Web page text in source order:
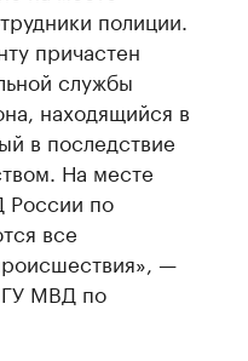
полиции.
причастен
службы
находящийся в
в последствие
На месте
России по
все
—
МВД по